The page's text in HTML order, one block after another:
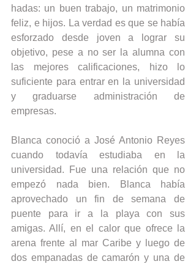
hadas: un buen trabajo, un matrimonio
feliz, e hijos. La verdad es que se había
esforzado desde joven a lograr su
objetivo, pese a no ser la alumna con
las mejores calificaciones, hizo lo
suficiente para entrar en la universidad
y graduarse administración de
empresas.
Blanca conoció a José Antonio Reyes
cuando todavía estudiaba en la
universidad. Fue una relación que no
empezó nada bien. Blanca había
aprovechado un fin de semana de
puente para ir a la playa con sus
amigas. Allí, en el calor que ofrece la
arena frente al mar Caribe y luego de
dos empanadas de camarón y una de